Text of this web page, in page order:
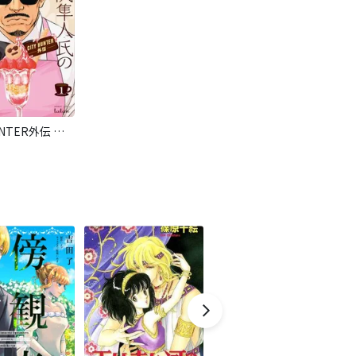
CITY HUNTER外伝 伊集院隼人氏の平穏ならぬ日常